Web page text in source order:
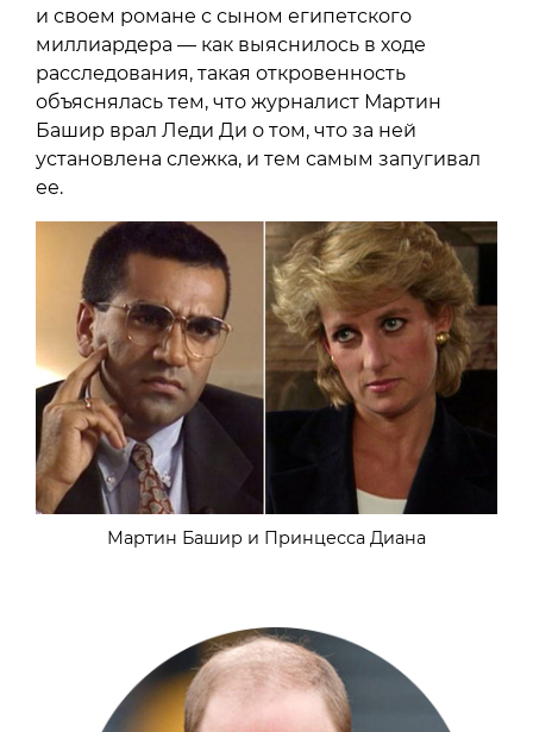
и своем романе с сыном египетского
миллиардера — как выяснилось в ходе
расследования, такая откровенность
объяснялась тем, что журналист Мартин
Башир врал Леди Ди о том, что за ней
установлена слежка, и тем самым запугивал
ее.
Мартин Башир и Принцесса Диана